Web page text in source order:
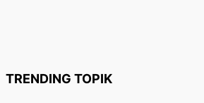
TRENDING TOPIK